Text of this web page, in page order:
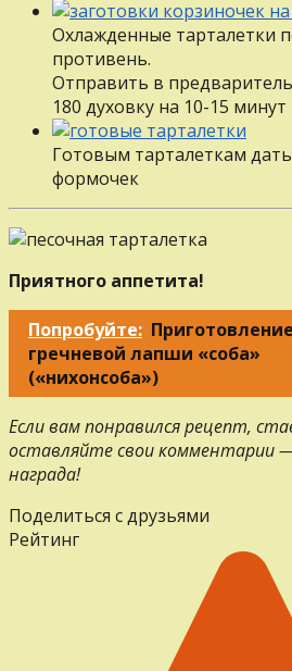
Охлажденные тарталетки
противень.
Отправить в
180 духовку на 10-15 минут
Готовым тарталеткам
формочек
Приятного аппетита!
Попробуйте: Приготовление
гречневой лапши «соба»
(«нихонсоба»)
Если вам понравился рецепт,
оставляйте свои комментарии
награда!
Поделиться с друзьями
Рейтинг